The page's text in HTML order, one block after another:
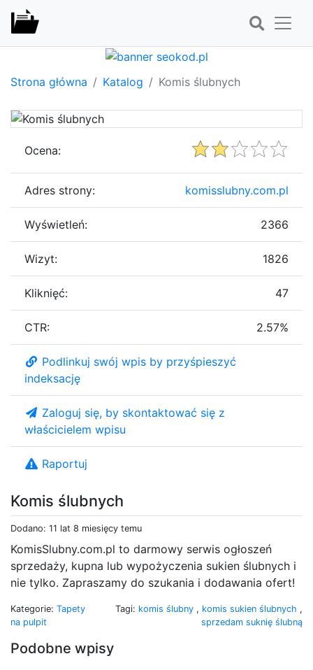
Strona główna Katalog Komis ślubnych
Komis ślubnych
Dodano: 11 lat 8 miesięcy temu
KomisSlubny.com.pl to darmowy serwis ogłoszeń
sprzedaży, kupna lub wypożyczenia sukien ślubnych i
nie tylko. Zapraszamy do szukania i dodawania ofert!
Kategorie: Tapety
na pulpit
Tagi: komis ślubny , komis sukien ślubnych ,
sprzedam suknię ślubną
Podobne wpisy
Ocena:
Adres strony: komisslubny.com.pl
Wyświetleń: 2366
Wizyt: 1826
Kliknięć: 47
CTR: 2.57%
Podlinkuj swój wpis by przyśpieszyć
indeksację
Zaloguj się, by skontaktować się z
właścicielem wpisu
Raportuj